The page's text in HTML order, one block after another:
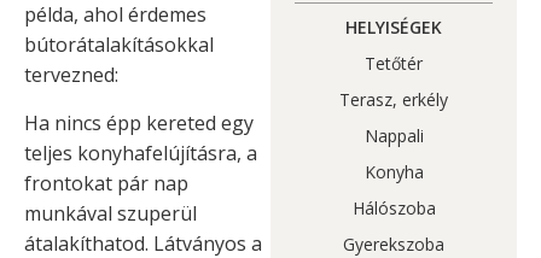
példa, ahol érdemes
bútorátalakításokkal
tervezned:
Ha nincs épp kereted egy
teljes konyhafelújításra, a
frontokat pár nap
munkával szuperül
átalakíthatod. Látványos a
HELYISÉGEK
Tetőtér
Terasz, erkély
Nappali
Konyha
Hálószoba
Gyerekszoba